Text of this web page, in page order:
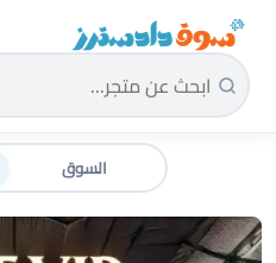
سوق دادسترز الرئيسية
السوق